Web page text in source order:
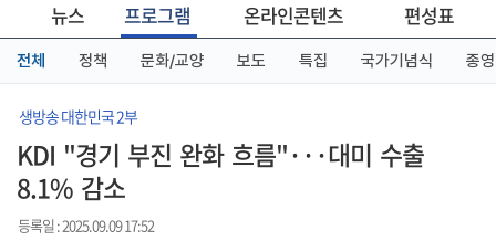
니다.
이밖에 or.kr 또는 .kr등 다른 도메인 주소를 사용하고 있다면 아래 URL에
서 도메인 주소를 확인해 보세요
뉴스 프로그램 온라인콘텐츠 편성표
전체 정책 문화/교양 보도 특집 국가기념식 종영
생방송 대한민국 2부
KDI "경기 부진 완화 흐름"···대미 수출
8.1% 감소
등록일 : 2025.09.09 17:52